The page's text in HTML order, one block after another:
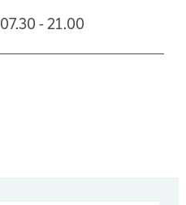
07.30 - 21.00